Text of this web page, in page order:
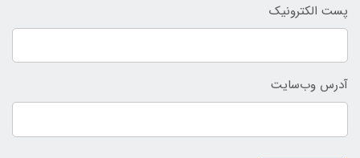
پست الکترونیک
آدرس وب‌سایت